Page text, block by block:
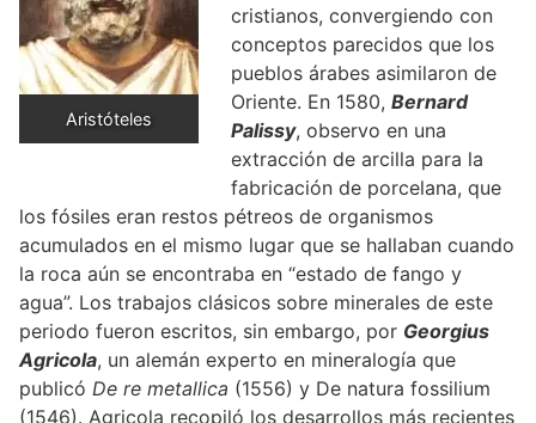
Aristóteles
cristianos, convergiendo con
conceptos parecidos que los
pueblos árabes asimilaron de
Oriente. En 1580, Bernard
Palissy, observo en una
extracción de arcilla para la
fabricación de porcelana, que
los fósiles eran restos pétreos de organismos
acumulados en el mismo lugar que se hallaban cuando
la roca aún se encontraba en “estado de fango y
agua”. Los trabajos clásicos sobre minerales de este
periodo fueron escritos, sin embargo, por Georgius
Agricola, un alemán experto en mineralogía que
publicó De re metallica (1556) y De natura fossilium
(1546). Agricola recopiló los desarrollos más recientes